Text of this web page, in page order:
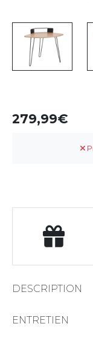
279,99
DESCRIPTION
ENTRETIEN